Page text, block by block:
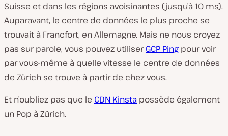
Suisse et dans les régions avoisinantes (jusqu’à 10 ms).
Auparavant, le centre de données le plus proche se
trouvait à Francfort, en Allemagne. Mais ne nous croyez
pas sur parole, vous pouvez utiliserGCP Ping pour voir
par vous-même à quelle vitesse le centre de données
de Zürich se trouve à partir de chez vous.
Et n’oubliez pas que le CDN Kinsta possède également
un Pop à Zürich.